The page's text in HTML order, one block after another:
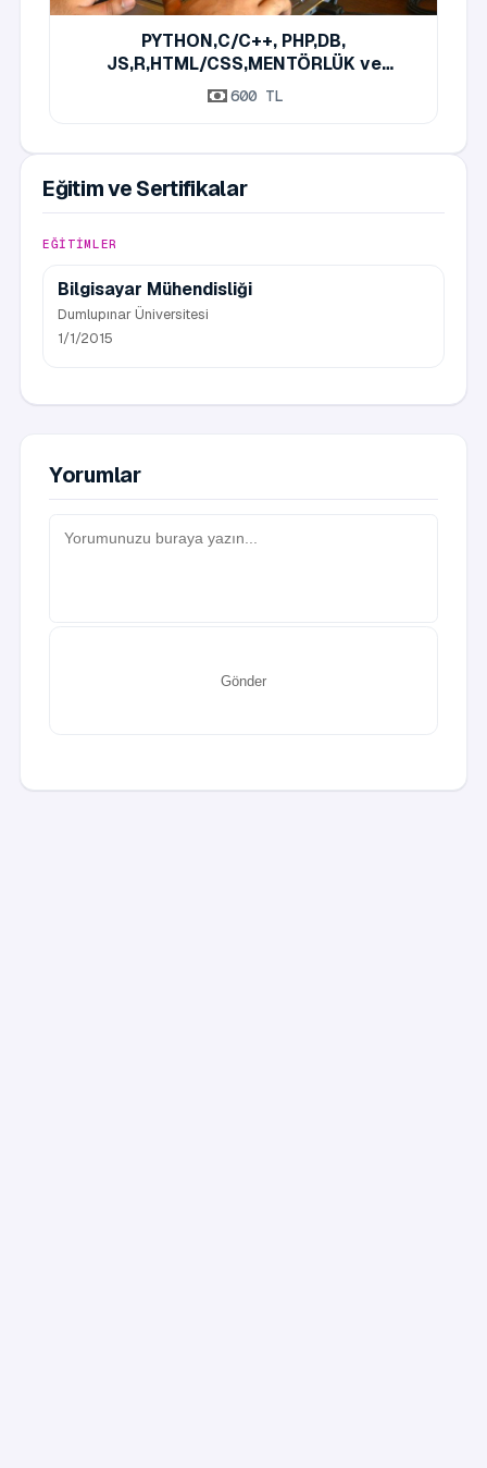
PYTHON,C/C++, PHP,DB,
JS,R,HTML/CSS,MENTÖRLÜK ve
DANIŞMANLIK ÖZEL DERSLER
600 TL
Eğitim ve Sertifikalar
EĞITIMLER
Bilgisayar Mühendisliği
Dumlupınar Üniversitesi
1/1/2015
Yorumlar
Gönder